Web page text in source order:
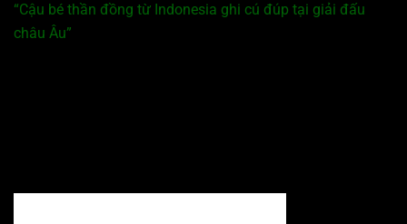
“Cậu bé thần đồng từ Indonesia ghi cú đúp tại giải đấu
châu Âu”